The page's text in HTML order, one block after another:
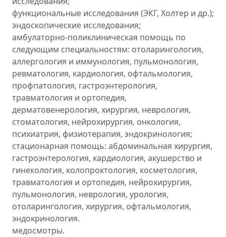
функциональные исследования (ЭКГ, Холтер и др.);
эндоскопические исследования;
амбулаторно-поликлиническая помощь по
следующим специальностям: отоларингология,
аллергология и иммунология, пульмонология,
ревматология, кардиология, офтальмология,
профпатология, гастроэнтерология,
травматология и ортопедия,
дерматовенерология, хирургия, неврология,
стоматология, нейрохирургия, онкология,
психиатрия, физиотерапия, эндокринология;
стационарная помощь: абдоминальная хирургия,
гастроэнтерология, кардиология, акушерство и
гинекология, колопроктология, косметология,
травматология и ортопедия, нейрохирургия,
пульмонология, неврология, урология,
отоларингология, хирургия, офтальмология,
эндокринология.
медосмотры.